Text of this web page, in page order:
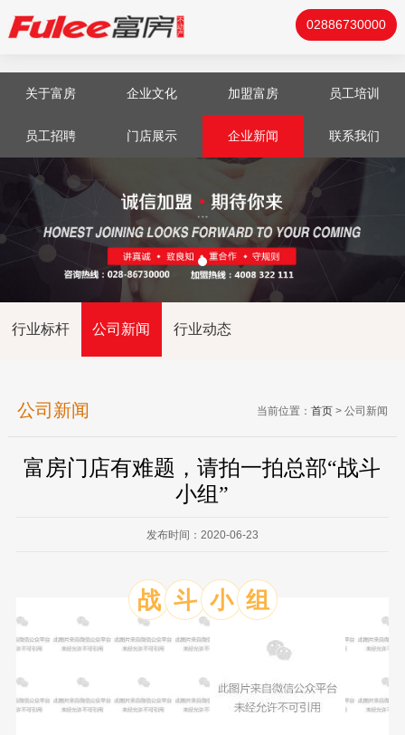
02886730000
关于富房 企业文化 加盟富房 员工培训
员工招聘 门店展示 企业新闻 联系我们
行业标杆 公司新闻 行业动态
公司新闻 当前位置：首页 > 公司新闻
富房门店有难题，请拍一拍总部“战斗
小组”
发布时间：2020-06-23
战 斗 小 组